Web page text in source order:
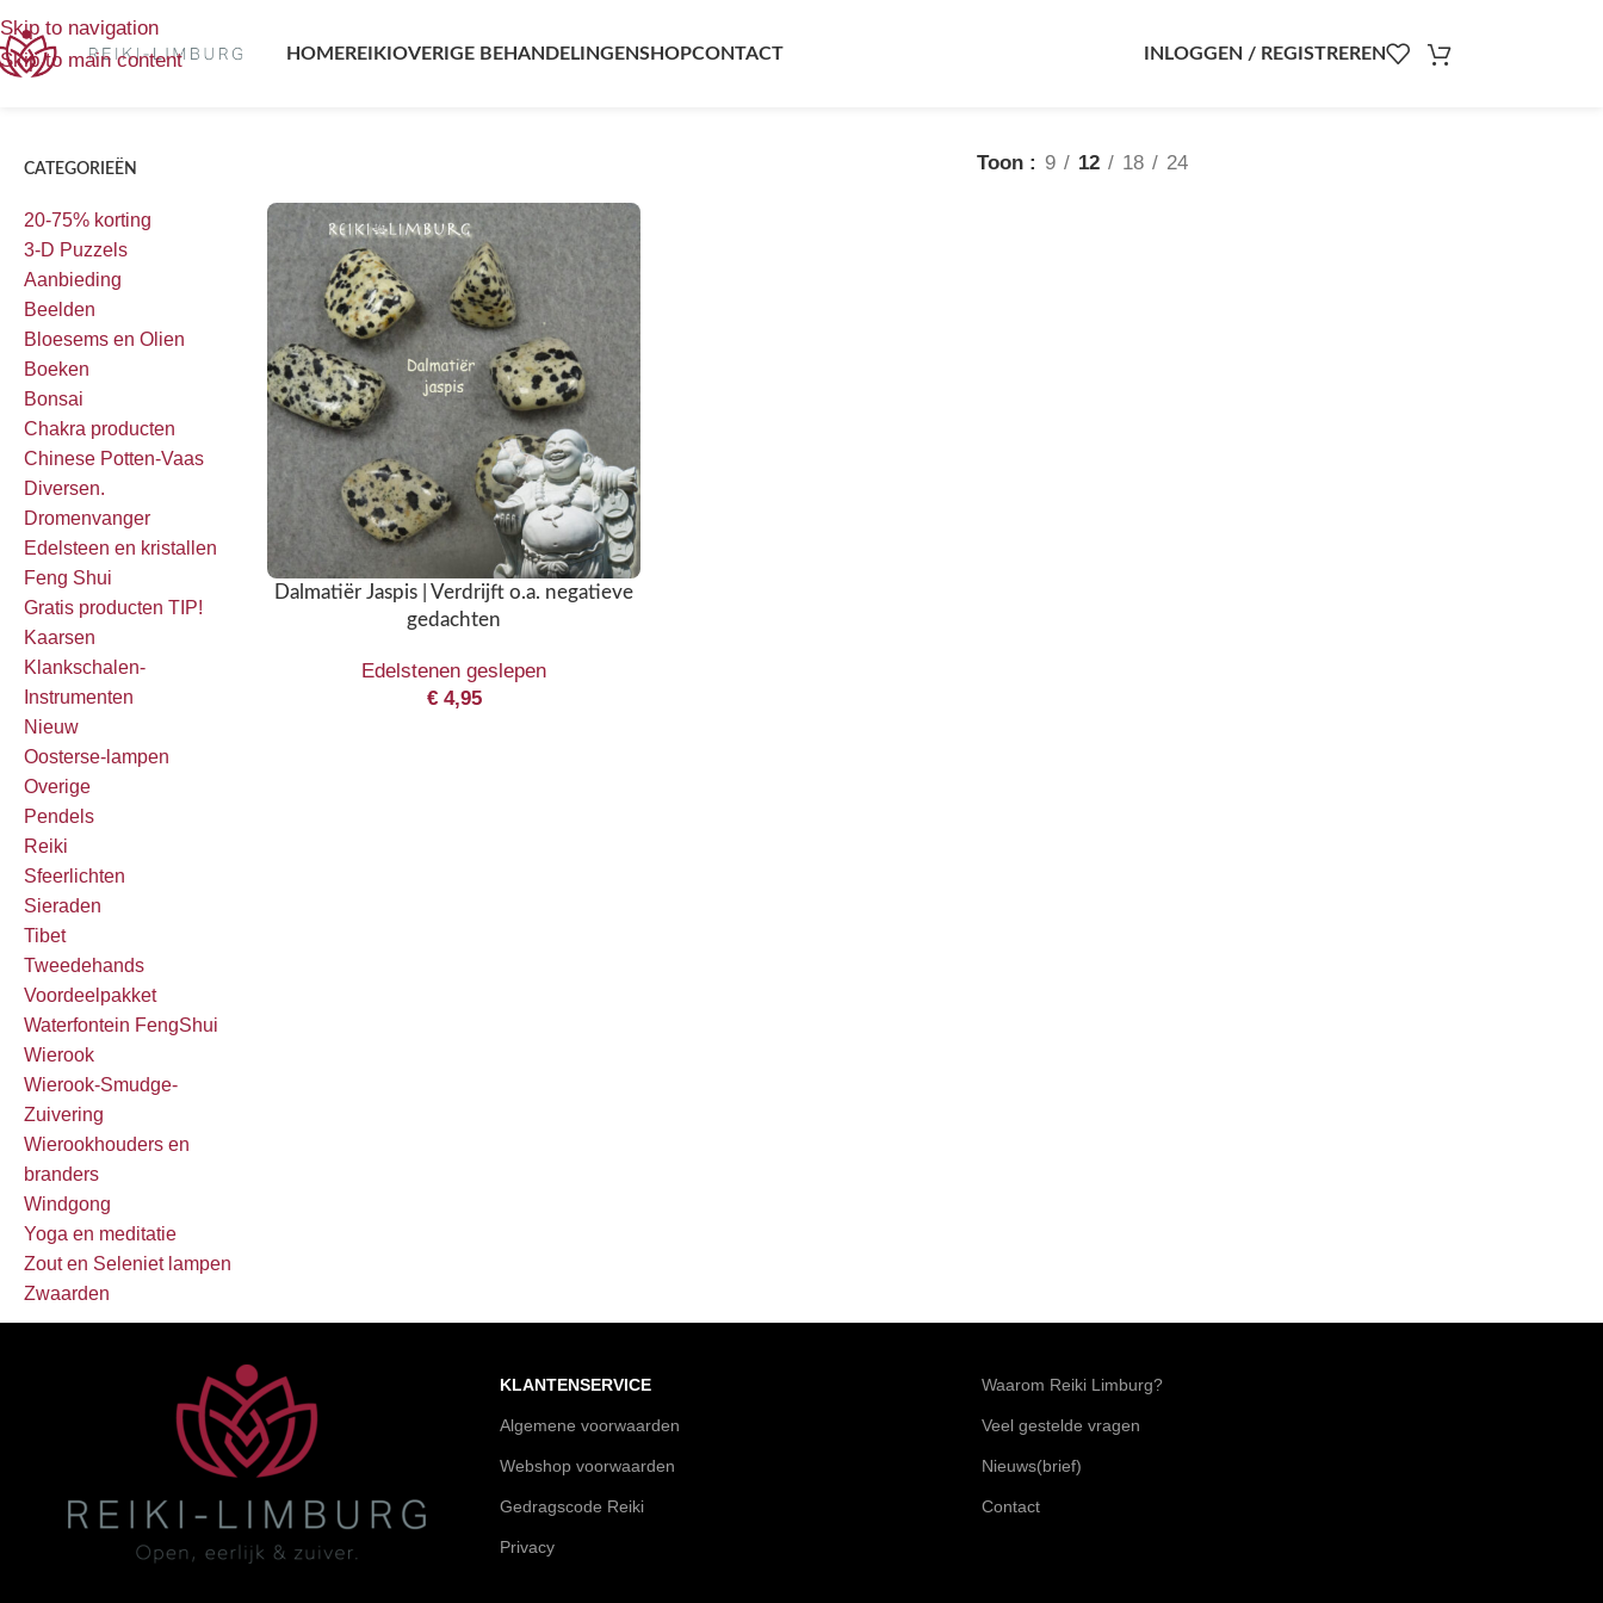
Skip to navigation
Skip to main content
HOMEREIKI OVERIGE BEHANDELINGENSHOPCONTACT INLOGGEN / REGISTREREN
CATEGORIEËN
20-75% korting
3-D Puzzels
Aanbieding
Beelden
Bloesems en Olien
Boeken
Bonsai
Chakra producten
Chinese Potten-Vaas
Diversen.
Dromenvanger
Edelsteen en kristallen
Feng Shui
Gratis producten TIP!
Kaarsen
Klankschalen-
Instrumenten
Nieuw
Oosterse-lampen
Overige
Pendels
Reiki
Sfeerlichten
Sieraden
Tibet
Tweedehands
Voordeelpakket
Waterfontein FengShui
Wierook
Wierook-Smudge-
Zuivering
Wierookhouders en
branders
Windgong
Yoga en meditatie
Zout en Seleniet lampen
Zwaarden
Toon 9 12 18 24
Dalmatiër Jaspis | Verdrijft o.a. negatieve
gedachten
Edelstenen geslepen
€4,95
KLANTENSERVICE
Algemene voorwaarden
Webshop voorwaarden
Gedragscode Reiki
Privacy
Waarom Reiki Limburg?
Veel gestelde vragen
Nieuws(brief)
Contact